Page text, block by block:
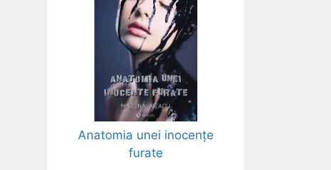
Anatomia unei inocențe
furate